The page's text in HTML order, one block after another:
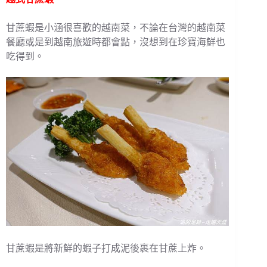
甘蔗蝦是小涵很喜歡的越南菜，不論在台灣的越南菜
餐廳或是到越南旅遊時都會點，沒想到在珍寶海鮮也
吃得到。
甘蔗蝦是將新鮮的蝦子打成泥後裹在甘蔗上炸。